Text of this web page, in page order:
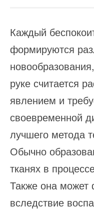
Каждый
формируются
руке считается
явлением и
своевременной
лучшего метода
Обычно
тканях в
Также она может
вследствие